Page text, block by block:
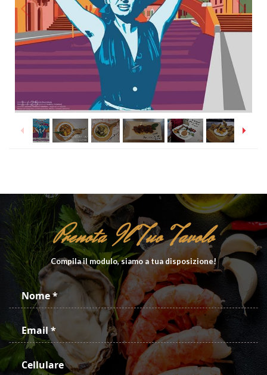
1/25
Prenota Il Tuo Tavolo
Compila il modulo, siamo a tua disposizione!